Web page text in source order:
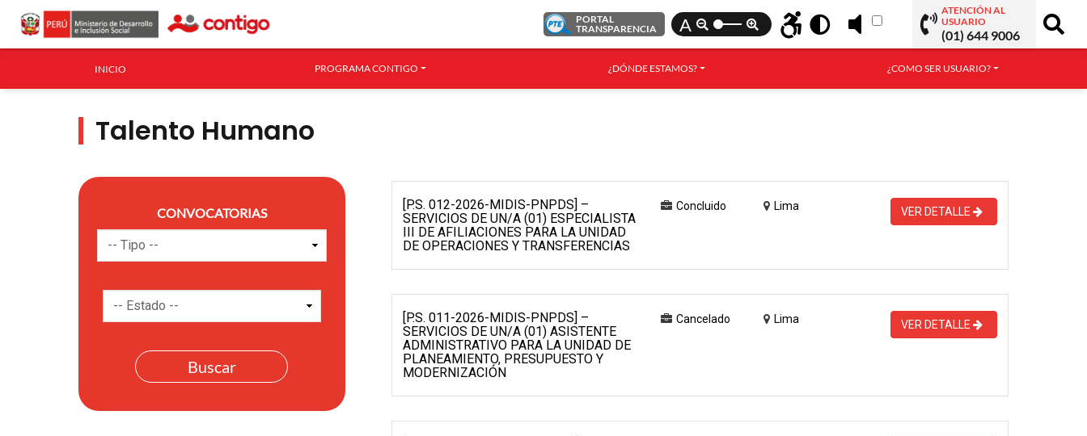
PORTAL
TRANSPARENCIA
A
ATENCIÓN AL
USUARIO
(01) 644 9006
INICIO PROGRAMA CONTIGO ¿DÓNDE ESTAMOS? ¿COMO SER USUARIO?
Talento Humano
CONVOCATORIAS
[P.S. 012-2026-MIDIS-PNPDS] –
SERVICIOS DE UN/A (01) ESPECIALISTA
III DE AFILIACIONES PARA LA UNIDAD
DE OPERACIONES Y TRANSFERENCIAS
Concluido Lima VER DETALLE
[P.S. 011-2026-MIDIS-PNPDS] –
SERVICIOS DE UN/A (01) ASISTENTE
ADMINISTRATIVO PARA LA UNIDAD DE
PLANEAMIENTO, PRESUPUESTO Y
MODERNIZACIÓN
Cancelado Lima VER DETALLE